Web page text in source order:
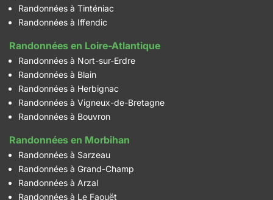
Randonnées à Tinténiac
Randonnées à Iffendic
Randonnées en Loire-Atlantique
Randonnées à Nort-sur-Erdre
Randonnées à Blain
Randonnées à Herbignac
Randonnées à Vigneux-de-Bretagne
Randonnées à Bouvron
Randonnées en Morbihan
Randonnées à Sarzeau
Randonnées à Grand-Champ
Randonnées à Arzal
Randonnées à Le Faouët